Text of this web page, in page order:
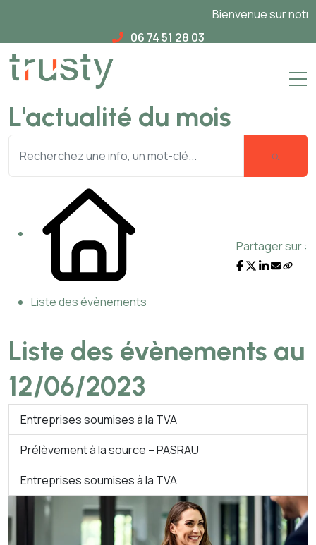
Bienvenue sur notre
06 74 51 28 03
L'actualité du mois
Liste des évènements
Partager sur :
Liste des évènements au
12/06/2023
Entreprises soumises à la TVA
Prélèvement à la source – PASRAU
Entreprises soumises à la TVA